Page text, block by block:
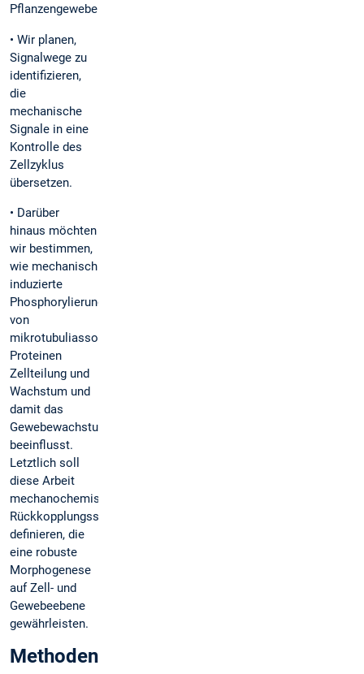
Pflanzengeweben.
• Wir planen,
Signalwege zu
identifizieren,
die
mechanische
Signale in eine
Kontrolle des
Zellzyklus
übersetzen.
• Darüber
hinaus möchten
wir bestimmen,
wie mechanisch
induzierte
Phosphorylierung
von
mikrotubuliassoziierten
Proteinen
Zellteilung und
Wachstum und
damit das
Gewebewachstum
beeinflusst.
Letztlich soll
diese Arbeit
mechanochemische
Rückkopplungsschleifen
definieren, die
eine robuste
Morphogenese
auf Zell- und
Gewebeebene
gewährleisten.
Methoden